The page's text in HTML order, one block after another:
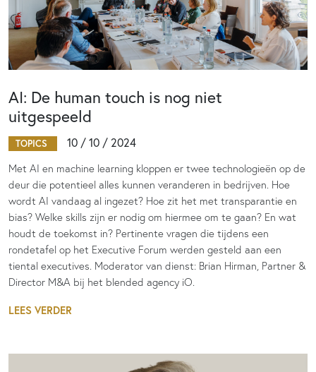
AI: De human touch is nog niet
uitgespeeld
TOPICS 10 / 10 / 2024
Met AI en machine learning kloppen er twee technologieën op de
deur die potentieel alles kunnen veranderen in bedrijven. Hoe
wordt AI vandaag al ingezet? Hoe zit het met transparantie en
bias? Welke skills zijn er nodig om hiermee om te gaan? En wat
houdt de toekomst in? Pertinente vragen die tijdens een
rondetafel op het Executive Forum werden gesteld aan een
tiental executives. Moderator van dienst: Brian Hirman, Partner &
Director M&A bij het blended agency iO.
LEES VERDER